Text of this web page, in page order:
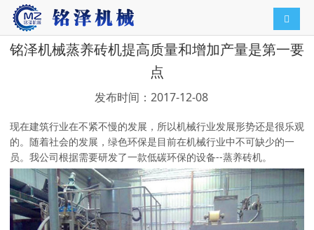
导航
铭泽机械蒸养砖机提高质量和增加产量是第一要
点
发布时间：2017-12-08
现在建筑行业在不紧不慢的发展，所以机械行业发展形势还是很乐观
的。随着社会的发展，绿色环保是目前在机械行业中不可缺少的一
员。我公司根据需要研发了一款低碳环保的设备--蒸养砖机。